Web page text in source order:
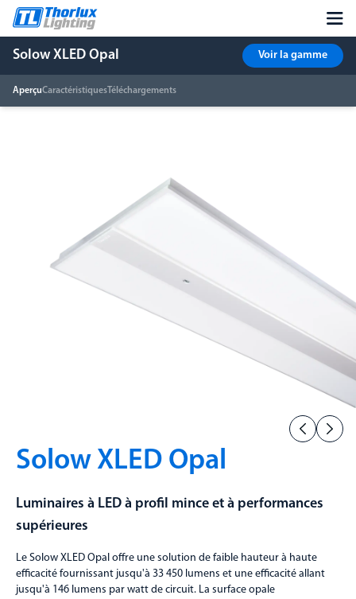
Solow XLED Opal
AperçuCaractéristiques Téléchargements
Voir la gamme
Solow XLED Opal
Luminaires à LED à profil mince et à performances
supérieures
Le Solow XLED Opal offre une solution de faible hauteur à haute
efficacité fournissant jusqu'à 33 450 lumens et une efficacité allant
jusqu'à 146 lumens par watt de circuit. La surface opale